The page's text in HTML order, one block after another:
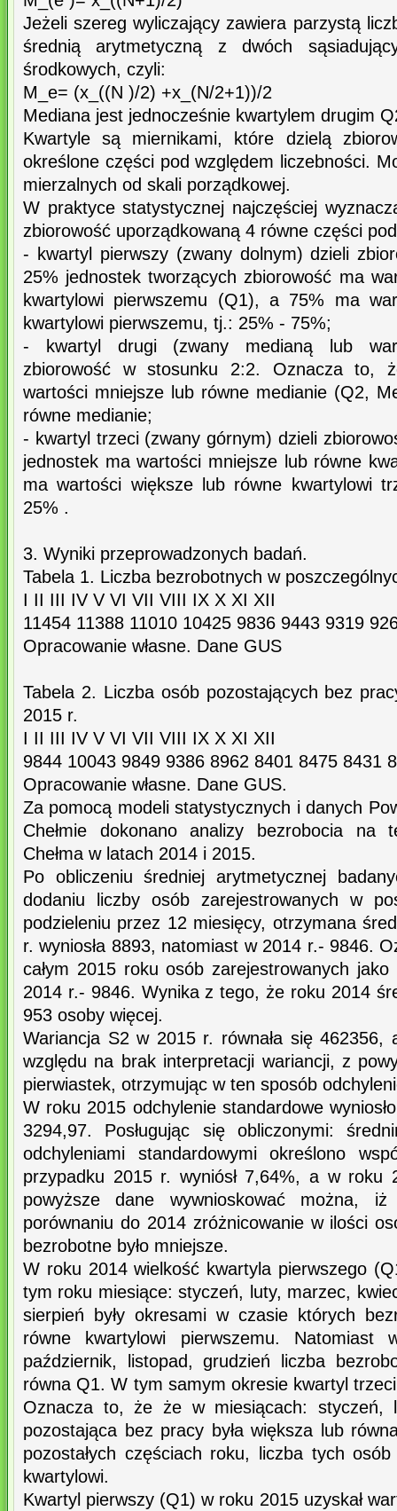
Jeżeli szereg wyliczający zawiera parzystą
średnią arytmetyczną z dwóch
środkowych, czyli:
M_e= (x_((N )/2) +x_(N/2+1))/2
Mediana jest jednocześnie kwartylem drugim
Kwartyle są miernikami, które dzielą
określone części pod względem liczebności.
mierzalnych od skali porządkowej.
W praktyce statystycznej najczęściej
zbiorowość uporządkowaną 4 równe części
- kwartyl pierwszy (zwany dolnym) dzieli
25% jednostek tworzących zbiorowość ma
kwartylowi pierwszemu (Q1), a 75% ma
kwartylowi pierwszemu, tj.: 25% - 75%;
- kwartyl drugi (zwany medianą lub
zbiorowość w stosunku 2:2. Oznacza to,
wartości mniejsze lub równe medianie (Q2,
równe medianie;
- kwartyl trzeci (zwany górnym) dzieli
jednostek ma wartości mniejsze lub równe
ma wartości większe lub równe kwartylowi
25% .
3. Wyniki przeprowadzonych badań.
Tabela 1. Liczba bezrobotnych w
I II III IV V VI VII VIII IX X XI XII
11454 11388 11010 10425 9836 9443 9319
Opracowanie własne. Dane GUS
Tabela 2. Liczba osób pozostających bez
2015 r.
I II III IV V VI VII VIII IX X XI XII
9844 10043 9849 9386 8962 8401 8475 8431
Opracowanie własne. Dane GUS.
Za pomocą modeli statystycznych i danych
Chełmie dokonano analizy bezrobocia na
Chełma w latach 2014 i 2015.
Po obliczeniu średniej arytmetycznej
dodaniu liczby osób zarejestrowanych w
podzieleniu przez 12 miesięcy, otrzymana
r. wyniosła 8893, natomiast w 2014 r.- 9846.
całym 2015 roku osób zarejestrowanych
2014 r.- 9846. Wynika z tego, że roku 2014
953 osoby więcej.
Wariancja S2 w 2015 r. równała się
względu na brak interpretacji wariancji, z
pierwiastek, otrzymując w ten sposób
W roku 2015 odchylenie standardowe
3294,97. Posługując się obliczonymi:
odchyleniami standardowymi określono
przypadku 2015 r. wyniósł 7,64%, a w roku
powyższe dane wywnioskować można,
porównaniu do 2014 zróżnicowanie w ilości
bezrobotne było mniejsze.
W roku 2014 wielkość kwartyla pierwszego
tym roku miesiące: styczeń, luty, marzec,
sierpień były okresami w czasie których
równe kwartylowi pierwszemu. Natomiast
październik, listopad, grudzień liczba
równa Q1. W tym samym okresie kwartyl
Oznacza to, że że w miesiącach: styczeń,
pozostająca bez pracy była większa lub
pozostałych częściach roku, liczba tych
kwartylowi.
Kwartyl pierwszy (Q1) w roku 2015 uzyskał